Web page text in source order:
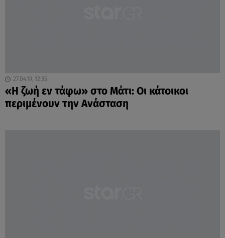
27.04.19, 12:35
«Η ζωή εν τάφω» στο Μάτι: Οι κάτοικοι
περιμένουν την Ανάσταση